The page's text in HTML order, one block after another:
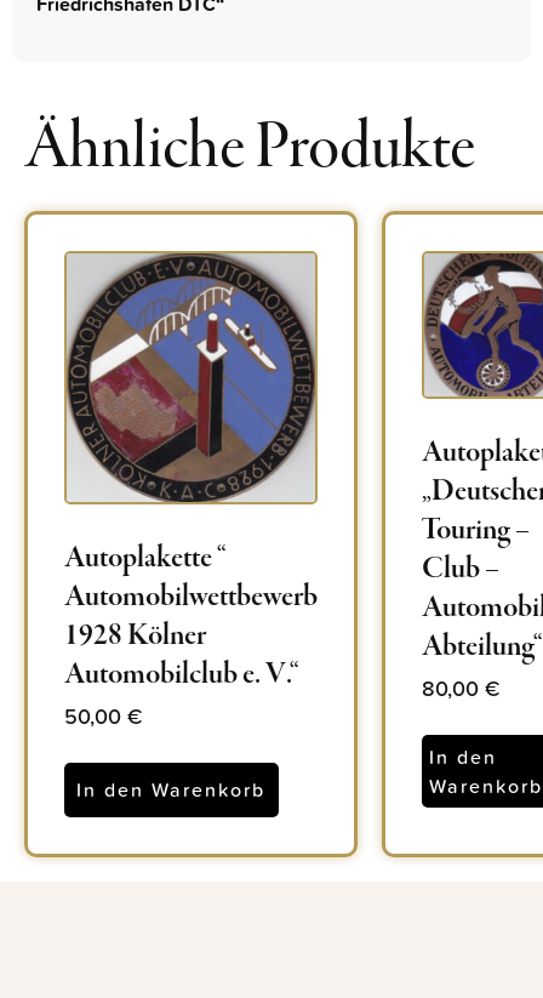
Ähnliche Produkte
Autoplakette “
Automobilwettbewerb
1928 Kölner
Automobilclub e. V.“
50,00€
In den Warenkorb
Touring –
Club –
Abteilung“
80,00€
In den
Warenkorb